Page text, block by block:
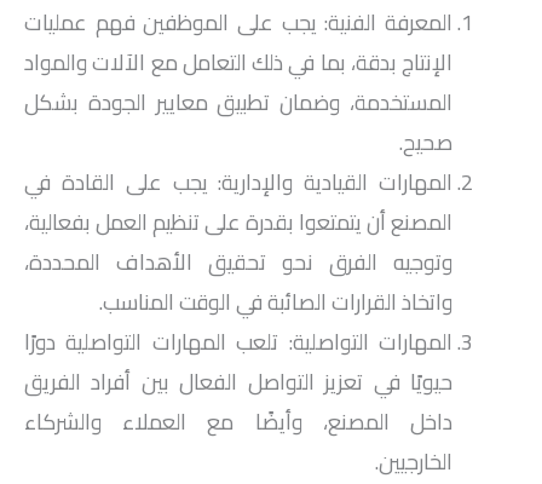
المعرفة الفنية: يجب على الموظفين فهم عمليات
الإنتاج بدقة، بما في ذلك التعامل مع الآلات والمواد
المستخدمة، وضمان تطبيق معايير الجودة بشكل
صحيح.
المهارات القيادية والإدارية: يجب على القادة في
المصنع أن يتمتعوا بقدرة على تنظيم العمل بفعالية،
وتوجيه الفرق نحو تحقيق الأهداف المحددة،
واتخاذ القرارات الصائبة في الوقت المناسب.
المهارات التواصلية: تلعب المهارات التواصلية دورًا
حيويًا في تعزيز التواصل الفعال بين أفراد الفريق
داخل المصنع، وأيضًا مع العملاء والشركاء
الخارجيين.